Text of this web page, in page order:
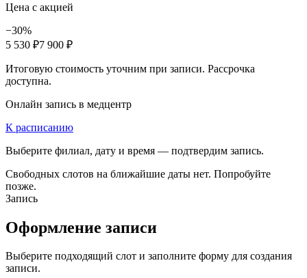
Цена с акцией
−30%
5 530 ₽7 900 ₽
Итоговую стоимость уточним при записи. Рассрочка
доступна.
Онлайн запись в медцентр
К расписанию
Выберите филиал, дату и время — подтвердим запись.
Свободных слотов на ближайшие даты нет. Попробуйте
позже.
Запись
Оформление записи
Выберите подходящий слот и заполните форму для создания
записи.